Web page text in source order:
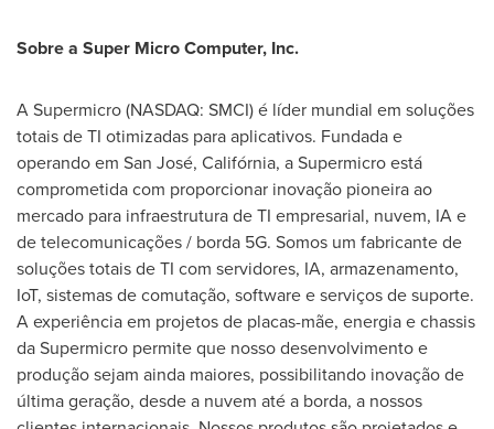
Sobre a Super Micro Computer, Inc.
A Supermicro (NASDAQ: SMCI) é líder mundial em soluções
totais de TI otimizadas para aplicativos. Fundada e
operando em San José, Califórnia, a Supermicro está
comprometida com proporcionar inovação pioneira ao
mercado para infraestrutura de TI empresarial, nuvem, IA e
de telecomunicações / borda 5G. Somos um fabricante de
soluções totais de TI com servidores, IA, armazenamento,
IoT, sistemas de comutação, software e serviços de suporte.
A experiência em projetos de placas-mãe, energia e chassis
da Supermicro permite que nosso desenvolvimento e
produção sejam ainda maiores, possibilitando inovação de
última geração, desde a nuvem até a borda, a nossos